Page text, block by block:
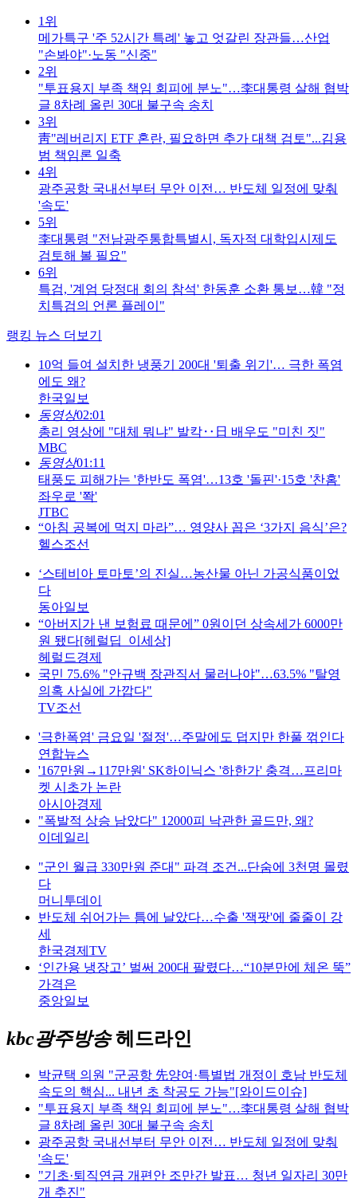
1위
메가특구 '주 52시간 특례' 놓고 엇갈린 장관들…산업
"손봐야"·노동 "신중"
2위
"투표용지 부족 책임 회피에 분노"…李대통령 살해 협박
글 8차례 올린 30대 불구속 송치
3위
靑"레버리지 ETF 혼란, 필요하면 추가 대책 검토"...김용
범 책임론 일축
4위
광주공항 국내선부터 무안 이전… 반도체 일정에 맞춰
'속도'
5위
李대통령 "전남광주통합특별시, 독자적 대학입시제도
검토해 볼 필요"
6위
특검, '계엄 당정대 회의 참석' 한동훈 소환 통보…韓 "정
치특검의 언론 플레이"
랭킹 뉴스 더보기
10억 들여 설치한 냉풍기 200대 '퇴출 위기'… 극한 폭염
에도 왜?
한국일보
동영상02:01
총리 영상에 "대체 뭐냐" 발칵‥日 배우도 "미친 짓"
MBC
동영상01:11
태풍도 피해가는 '한반도 폭염'…13호 '돌핀'·15호 '찬홈'
좌우로 '쫙'
JTBC
“아침 공복에 먹지 마라”… 영양사 꼽은 ‘3가지 음식’은?
헬스조선
‘스테비아 토마토’의 진실…농산물 아닌 가공식품이었
다
동아일보
“아버지가 낸 보험료 때문에” 0원이던 상속세가 6000만
원 됐다[헤럴딥_이세상]
헤럴드경제
국민 75.6% "안규백 장관직서 물러나야"…63.5% "탈영
의혹 사실에 가깝다"
TV조선
'극한폭염' 금요일 '절정'…주말에도 덥지만 한풀 꺾인다
연합뉴스
'167만원→117만원' SK하이닉스 '하한가' 충격…프리마
켓 시초가 논란
아시아경제
"폭발적 상승 남았다" 12000피 낙관한 골드만, 왜?
이데일리
"군인 월급 330만원 준대" 파격 조건...단숨에 3천명 몰렸
다
머니투데이
반도체 쉬어가는 틈에 날았다…수출 '잭팟'에 줄줄이 강
세
한국경제TV
‘인간용 냉장고’ 벌써 200대 팔렸다…“10분만에 체온 뚝”
가격은
중앙일보
kbc광주방송헤드라인
박균택 의원 "군공항 先양여·특별법 개정이 호남 반도체
속도의 핵심... 내년 초 착공도 가능"[와이드이슈]
"투표용지 부족 책임 회피에 분노"…李대통령 살해 협박
글 8차례 올린 30대 불구속 송치
광주공항 국내선부터 무안 이전… 반도체 일정에 맞춰
'속도'
"기초·퇴직연금 개편안 조만간 발표… 청년 일자리 30만
개 추진"